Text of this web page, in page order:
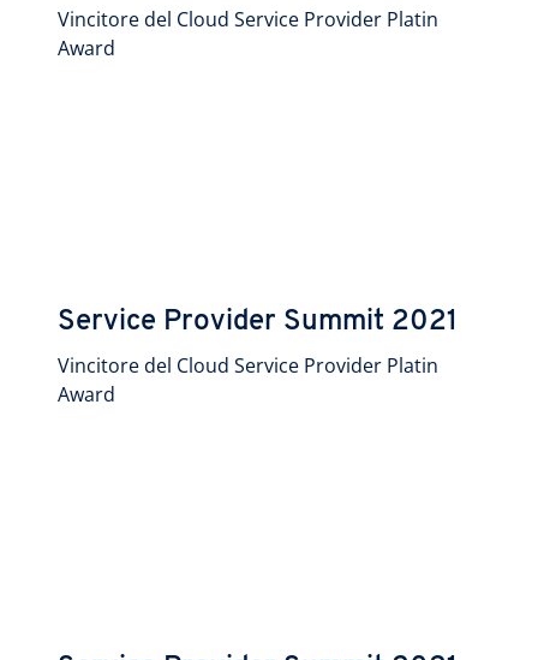
Vincitore del Cloud Service Provider Platin
Award
Service Provider Summit 2021
Vincitore del Cloud Service Provider Platin
Award